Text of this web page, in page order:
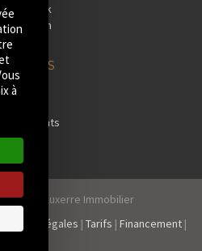
Facebook
Instagram
Tiktok
BIENS
Maisons
Terrains
Auxerre Immobilier
Mentions Légales | Tarifs | Financement |
à